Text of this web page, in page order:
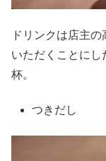
ドリンクは店主
いただくことにし
杯。
つきだし